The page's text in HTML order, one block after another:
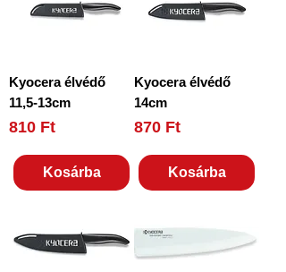
Kyocera élvédő
11,5-13cm
Ár
810 Ft
Kosárba
Kyocera élvédő
14cm
Ár
870 Ft
Kosárba